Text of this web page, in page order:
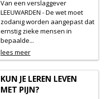
Van een verslaggever
LEEUWARDEN - De wet moet
zodanig worden aangepast dat
ernstig zieke mensen in
bepaalde...
lees meer
KUN JE LEREN LEVEN
MET PIJN?